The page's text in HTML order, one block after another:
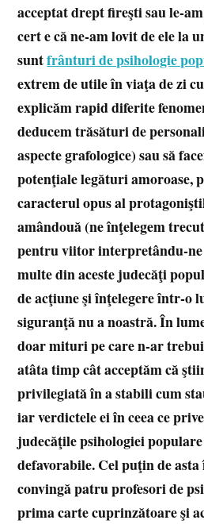
acceptat drept fireşti sau le-
cert e că ne-am lovit de ele la
suntfrânturi de psihologie
extrem de utile în viaţa de zi
explicăm rapid diferite
deducem trăsături de
aspecte grafologice) sau să
potenţiale legături amoroase,
caracterul opus al
amândouă (ne înţelegem
pentru viitor interpretându-ne
multe din aceste judecăţi
de acţiune şi înţelegere într-o
siguranţă nu a noastră. În
doar mituri pe care n-ar
atâta timp cât acceptăm că
privilegiată în a stabili cum
iar verdictele ei în ceea ce
judecăţile psihologiei
defavorabile. Cel puţin de asta
convingă patru profesori de
prima carte cuprinzătoare şi